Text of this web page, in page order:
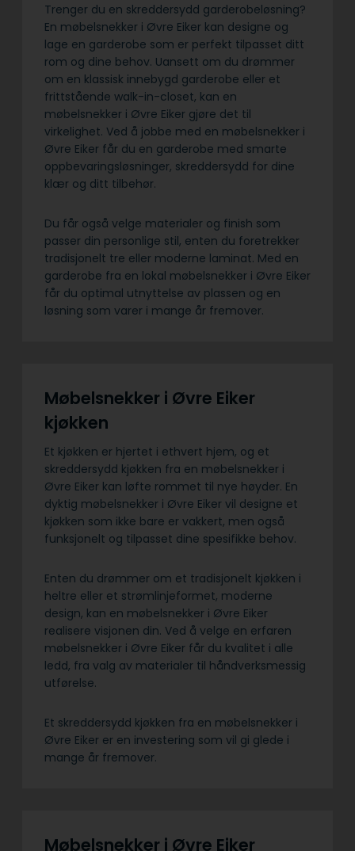
Trenger du en skreddersydd garderobeløsning?
En møbelsnekker i Øvre Eiker kan designe og
lage en garderobe som er perfekt tilpasset ditt
rom og dine behov. Uansett om du drømmer
om en klassisk innebygd garderobe eller et
frittstående walk-in-closet, kan en
møbelsnekker i Øvre Eiker gjøre det til
virkelighet. Ved å jobbe med en møbelsnekker i
Øvre Eiker får du en garderobe med smarte
oppbevaringsløsninger, skreddersydd for dine
klær og ditt tilbehør.
Du får også velge materialer og finish som
passer din personlige stil, enten du foretrekker
tradisjonelt tre eller moderne laminat. Med en
garderobe fra en lokal møbelsnekker i Øvre Eiker
får du optimal utnyttelse av plassen og en
løsning som varer i mange år fremover.
Møbelsnekker i Øvre Eiker
kjøkken
Et kjøkken er hjertet i ethvert hjem, og et
skreddersydd kjøkken fra en møbelsnekker i
Øvre Eiker kan løfte rommet til nye høyder. En
dyktig møbelsnekker i Øvre Eiker vil designe et
kjøkken som ikke bare er vakkert, men også
funksjonelt og tilpasset dine spesifikke behov.
Enten du drømmer om et tradisjonelt kjøkken i
heltre eller et strømlinjeformet, moderne
design, kan en møbelsnekker i Øvre Eiker
realisere visjonen din. Ved å velge en erfaren
møbelsnekker i Øvre Eiker får du kvalitet i alle
ledd, fra valg av materialer til håndverksmessig
utførelse.
Et skreddersydd kjøkken fra en møbelsnekker i
Øvre Eiker er en investering som vil gi glede i
mange år fremover.
Møbelsnekker i Øvre Eiker